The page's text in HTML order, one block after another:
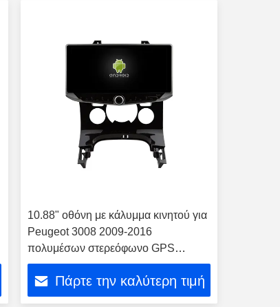
10.88" οθόνη με κάλυμμα κινητού για
Peugeot 3008 2009-2016
πολυμέσων στερεόφωνο GPS
στερεόφωνο
Πάρτε την καλύτερη τιμή